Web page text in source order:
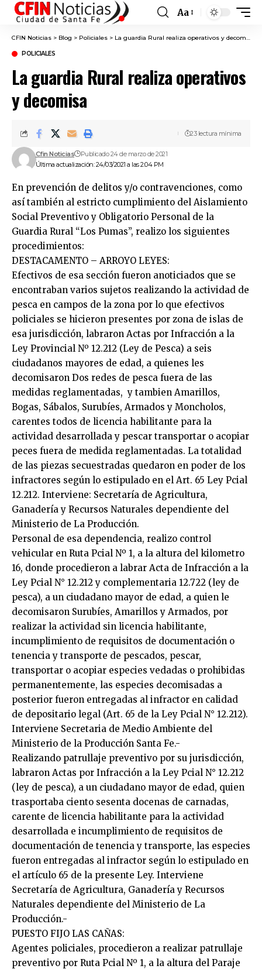
Font
Resizer
Aa
CFIN Noticias > Blog > Policiales > La guardia Rural realiza operativos y decomisa
POLICIALES
La guardia Rural realiza operativos
y decomisa
Última actualización: 24/03/2021 a las 2:04 PM
Cfin Noticias Publicado 24 de marzo de 2021
23 lectura mínima
En prevención de delitos y/o contravenciones, como
así también al estricto cumplimiento del Aislamiento
Social Preventivo y Obligatorio Personal de la
Guardia Rural “Los Pumas”, realizo los siguientes
procedimientos:
DESTACAMENTO – ARROYO LEYES:
Efectivos de esa sección fueron anoticiados que se
encontraban varios sujetos realizando la actividad de
pesca en campos de la zona por lo que efectivos
policiales se hicieron presentes por zona de islas de
esa jurisdicción, labraron Actas por Infracción a la
Ley Provincial Nº 12.212 (Ley de Pesca) a seis
ciudadanos mayores de edad, a quienes les
decomisaron Dos redes de pesca fuera de las
medidas reglamentadas, y tambien Amarillos,
Bogas, Sábalos, Surubíes, Armados y Moncholos,
carentes todos de licencia habilitante para la
actividad desarrollada y pescar transportar o acopiar
peces fuera de medida reglamentadas. La totalidad
de las piezas secuestradas quedaron en poder de los
infractores según lo estipulado en el Art. 65 Ley Pcial
12.212. Interviene: Secretaría de Agricultura,
Ganadería y Recursos Naturales dependiente del
Ministerio de La Producción.
Personal de esa dependencia, realizo control
vehicular en Ruta Pcial Nº 1, a la altura del kilometro
16, donde procedieron a labrar Acta de Infracción a la
Ley Pcial N° 12.212 y complementaria 12.722 (ley de
pesca), a un ciudadano mayor de edad, a quien le
decomisaron Surubíes, Amarillos y Armados, por
realizar la actividad sin licencia habilitante,
incumplimiento de requisitos de documentación o
tenencia y transporte de pescados, pescar,
transportar o acopiar especies vedadas o prohibidas
permanentemente, las especies decomisadas a
posterior fueron entregadas al infractor en calidad
de depositario legal (Art. 65 de la Ley Pcial N° 12.212).
Interviene Secretaria de Medio Ambiente del
Ministerio de la Producción Santa Fe.-
Realizando patrullaje preventivo por su jurisdicción,
labraron Actas por Infracción a la Ley Pcial N° 12.212
(ley de pesca), a un ciudadano mayor de edad, quien
trasportaba ciento sesenta docenas de carnadas,
carente de licencia habilitante para la actividad
desarrollada e incumplimiento de requisitos de
documentación de tenencia y transporte, las especies
fueron entregadas al infractor según lo estipulado en
el artículo 65 de la presente Ley. Interviene
Secretaría de Agricultura, Ganadería y Recursos
Naturales dependiente del Ministerio de La
Producción.-
PUESTO FIJO LAS CAÑAS:
Agentes policiales, procedieron a realizar patrullaje
preventivo por Ruta Pcial Nº 1, a la altura del Paraje